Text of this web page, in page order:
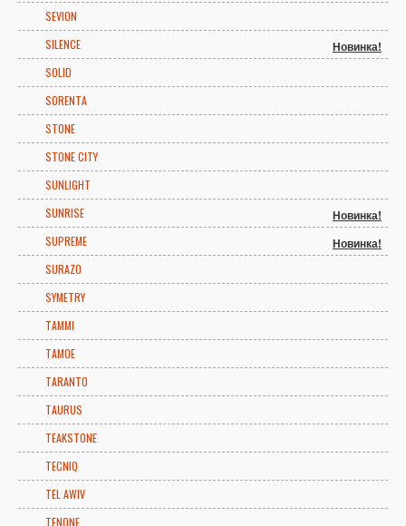
SEVION
SILENCE
Новинка!
SOLID
SORENTA
STONE
STONE CITY
SUNLIGHT
SUNRISE
Новинка!
SUPREME Новинка!
SURAZO
SYMETRY
TAMMI
TAMOE
TARANTO
TAURUS
TEAKSTONE
TECNIQ
TEL AWIV
TENONE